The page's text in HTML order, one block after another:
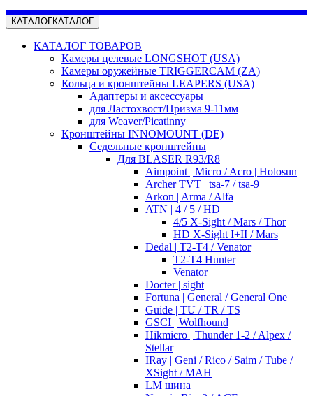
КАТАЛОГКАТАЛОГ
КАТАЛОГ ТОВАРОВ
Камеры целевые LONGSHOT (USA)
Камеры оружейные TRIGGERCAM (ZA)
Кольца и кронштейны LEAPERS (USA)
Адаптеры и аксессуары
для Ластохвост/Призма 9-11мм
для Weaver/Picatinny
Кронштейны INNOMOUNT (DE)
Седельные кронштейны
Для BLASER R93/R8
Aimpoint | Micro / Acro | Holosun
Archer TVT | tsa-7 / tsa-9
Arkon | Arma / Alfa
ATN | 4 / 5 / HD
4/5 X-Sight / Mars / Thor
HD X-Sight I+II / Mars
Dedal | T2-T4 / Venator
T2-T4 Hunter
Venator
Docter | sight
Fortuna | General / General One
Guide | TU / TR / TS
GSCI | Wolfhound
Hikmicro | Thunder 1-2 / Alpex /
Stellar
IRay | Geni / Rico / Saim / Tube /
XSight / MAH
LM шина